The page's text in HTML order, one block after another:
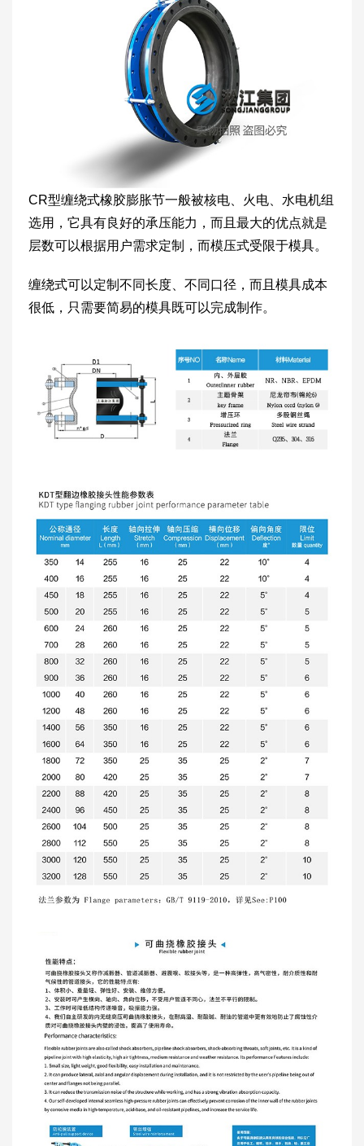
CR型缠绕式橡胶膨胀节一般被核电、火电、水电机组
选用，它具有良好的承压能力，而且最大的优点就是
层数可以根据用户需求定制，而模压式受限于模具。
缠绕式可以定制不同长度、不同口径，而且模具成本
很低，只需要简易的模具既可以完成制作。